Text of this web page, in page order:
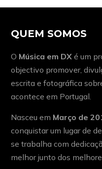
QUEM SOMOS
O Música em DX é um
objectivo promover,
escrita e fotográfica
acontece em Portugal.
Nasceu em Março de
conquistar um lugar de
se trabalha com
melhor junto dos